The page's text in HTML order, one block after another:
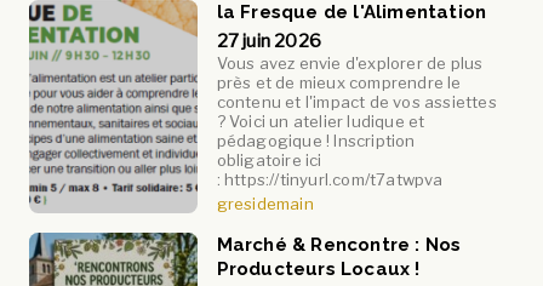
la Fresque de l'Alimentation
27 juin 2026
Vous avez envie d'explorer de plus
près et de mieux comprendre le
contenu et l'impact de vos assiettes
? Voici un atelier ludique et
pédagogique ! Inscription
obligatoire ici
: https://tinyurl.com/t7atwpva
gresidemain
Marché & Rencontre : Nos
Producteurs Locaux !